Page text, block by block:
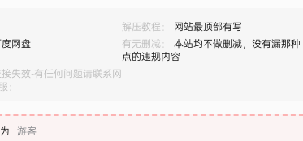
解压教程：
网站最顶部有写
网盘 有无删减：
本站均不做删减，没有漏那种
点的违规内容
失效-有任何问题请联系网
：
游客